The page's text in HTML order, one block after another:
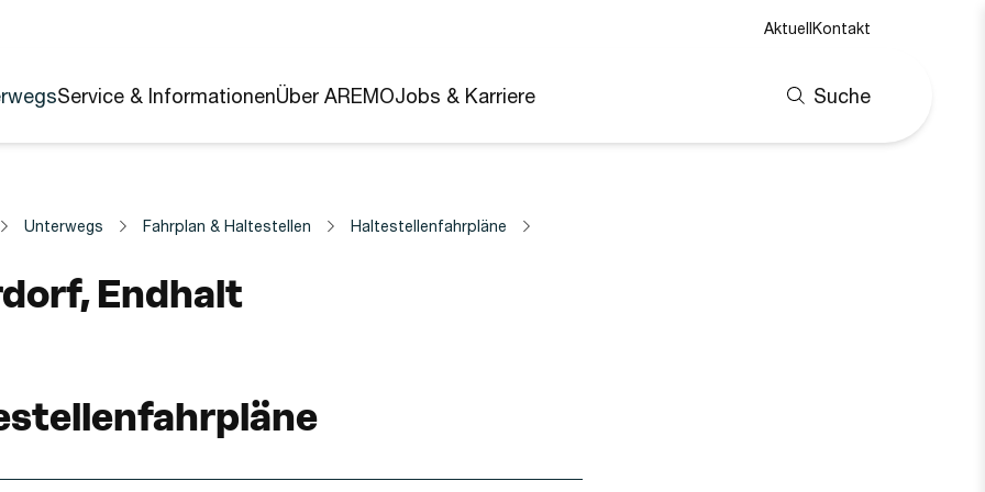
Service & InformationenÜber AREMOJobs & Karriere Suche
AktuellKontakt
Unterwegs Fahrplan & Haltestellen Haltestellenfahrpläne
Endhalt